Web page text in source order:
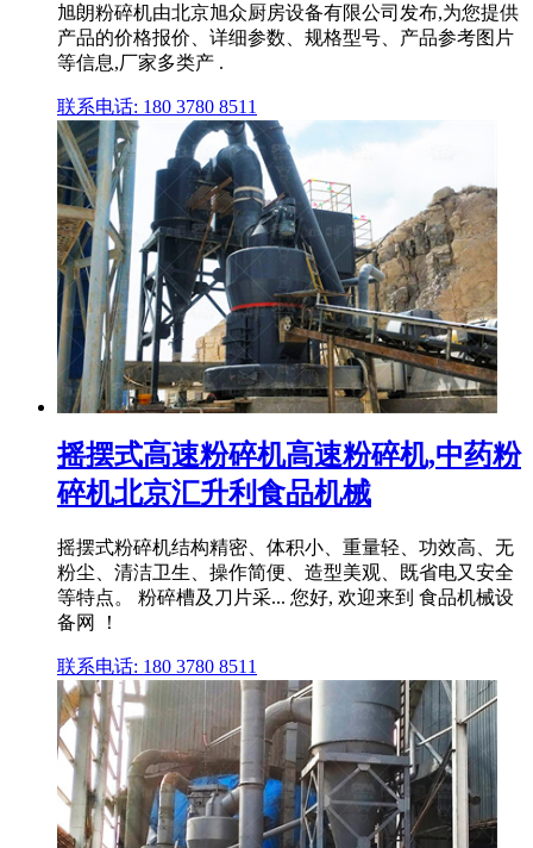
旭朗粉碎机由北京旭众厨房设备有限公司发布,为您提供
产品的价格报价、详细参数、规格型号、产品参考图片
等信息,厂家多类产 .
联系电话: 180 3780 8511
摇摆式高速粉碎机高速粉碎机,中药粉
碎机北京汇升利食品机械
摇摆式粉碎机结构精密、体积小、重量轻、功效高、无
粉尘、清洁卫生、操作简便、造型美观、既省电又安全
等特点。 粉碎槽及刀片采... 您好, 欢迎来到 食品机械设
备网 ！
联系电话: 180 3780 8511